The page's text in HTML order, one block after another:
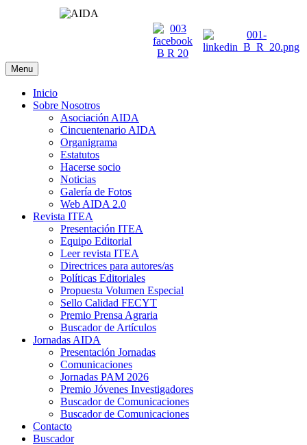
Menu
Inicio
Sobre Nosotros
Asociación AIDA
Cincuentenario AIDA
Organigrama
Estatutos
Hacerse socio
Noticias
Galería de Fotos
Web AIDA 2.0
Revista ITEA
Presentación ITEA
Equipo Editorial
Leer revista ITEA
Directrices para autores/as
Políticas Editoriales
Propuesta Volumen Especial
Sello Calidad FECYT
Premio Prensa Agraria
Buscador de Artículos
Jornadas AIDA
Presentación Jornadas
Comunicaciones
Jornadas PAM 2026
Premio Jóvenes Investigadores
Buscador de Comunicaciones
Buscador de Comunicaciones
Contacto
Buscador